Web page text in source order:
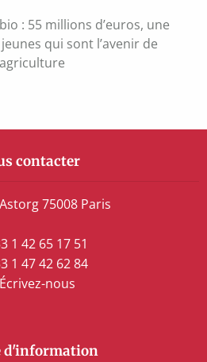
: 55 millions d’euros, une
qui sont l’avenir de
contacter
75008 Paris
1 42 65 17 51
1 47 42 62 84
Écrivez-nous
d'information